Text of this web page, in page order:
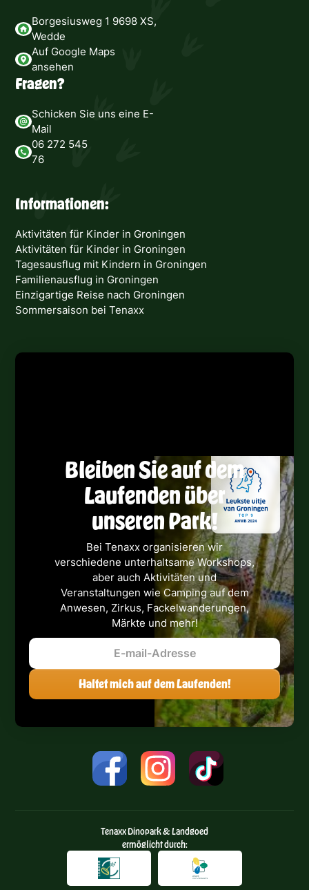
Borgesiusweg 1 9698 XS,
Wedde
Auf Google Maps
ansehen
Fragen?
Schicken Sie uns eine E-
Mail
06 272 545
76
Informationen:
Aktivitäten für Kinder in Groningen
Aktivitäten für Kinder in Groningen
Tagesausflug mit Kindern in Groningen
Familienausflug in Groningen
Einzigartige Reise nach Groningen
Sommersaison bei Tenaxx
Bleiben Sie auf dem
Laufenden über
unseren Park!
Bei Tenaxx organisieren wir
verschiedene unterhaltsame Workshops,
aber auch Aktivitäten und
Veranstaltungen wie Camping auf dem
Anwesen, Zirkus, Fackelwanderungen,
Märkte und mehr!
Tenaxx Dinopark & Landgoed
ermöglicht durch: